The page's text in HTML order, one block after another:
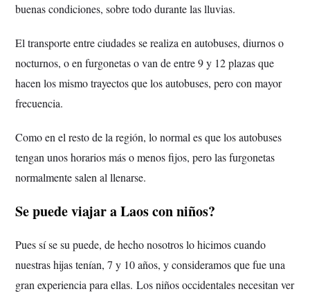
buenas condiciones, sobre todo durante las lluvias.
El transporte entre ciudades se realiza en autobuses, diurnos o
nocturnos, o en furgonetas o van de entre 9 y 12 plazas que
hacen los mismo trayectos que los autobuses, pero con mayor
frecuencia.
Como en el resto de la región, lo normal es que los autobuses
tengan unos horarios más o menos fijos, pero las furgonetas
normalmente salen al llenarse.
Se puede viajar a Laos con niños?
Pues sí se su puede, de hecho nosotros lo hicimos cuando
nuestras hijas tenían, 7 y 10 años, y consideramos que fue una
gran experiencia para ellas.Los niños occidentales necesitan ver